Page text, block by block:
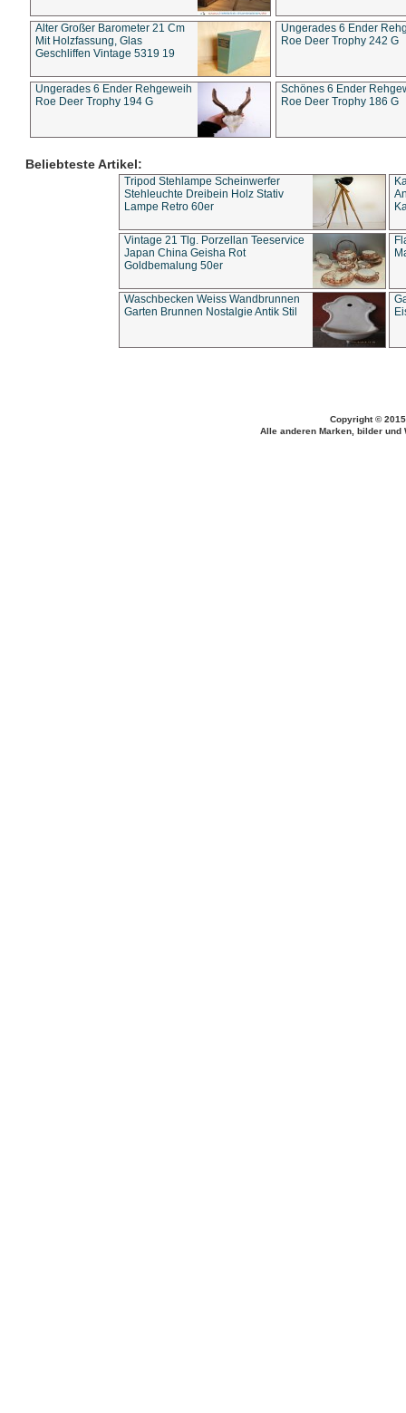
Alter Großer Barometer 21 Cm
Mit Holzfassung, Glas
Geschliffen Vintage 5319 19
Ungerades 6 Ender
Roe Deer Trophy 242 G
Ungerades 6 Ender Rehgeweih
Roe Deer Trophy 194 G
Schönes 6 Ender
Roe Deer Trophy 186 G
Beliebteste Artikel:
Tripod Stehlampe Scheinwerfer
Stehleuchte Dreibein Holz Stativ
Lampe Retro 60er
Vintage 21 Tlg. Porzellan Teeservice
Japan China Geisha Rot
Goldbemalung 50er
Waschbecken Weiss Wandbrunnen
Garten Brunnen Nostalgie Antik Stil
Copyright ©
Alle anderen Marken, bilder und